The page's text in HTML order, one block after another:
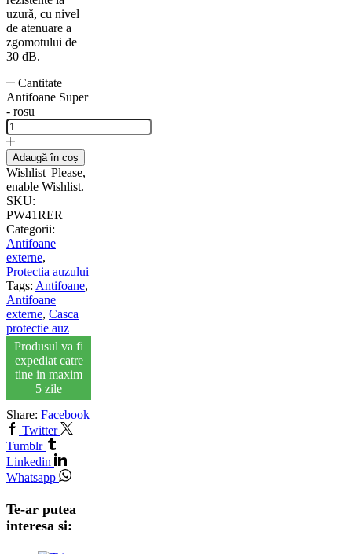
uzură, cu nivel
de atenuare a
zgomotului de
30 dB.
Cantitate
Antifoane Super
- rosu
Adaugă în coș
Wishlist Please,
enable Wishlist.
SKU:
PW41RER
Categorii:
Antifoane
externe,
Protectia auzului
Tags: Antifoane,
Antifoane
externe, Casca
protectie auz
Produsul va fi
expediat catre
tine in maxim
5 zile
Share: Facebook
Twitter
Tumblr
Linkedin
Whatsapp
Te-ar putea
interesa si: